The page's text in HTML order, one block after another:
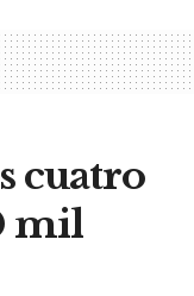
cuatro
mil